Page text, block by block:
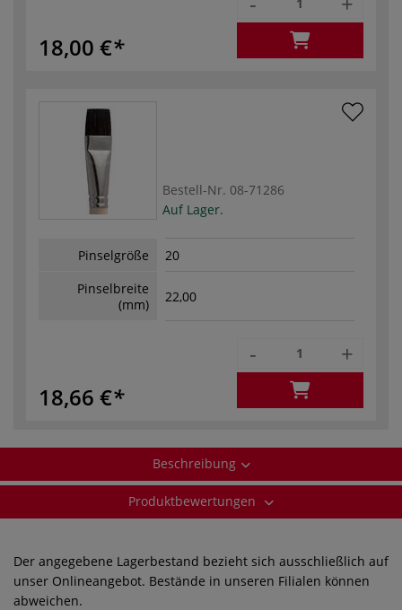
18,00 €
Bestell-Nr. 08-71286
Auf Lager.
Pinselgröße
20
Pinselbreite
(mm)
22,00
18,66 €
- +
Beschreibung
Produktbewertungen
Der angegebene Lagerbestand bezieht sich ausschließlich auf
unser Onlineangebot. Bestände in unseren Filialen können
abweichen.